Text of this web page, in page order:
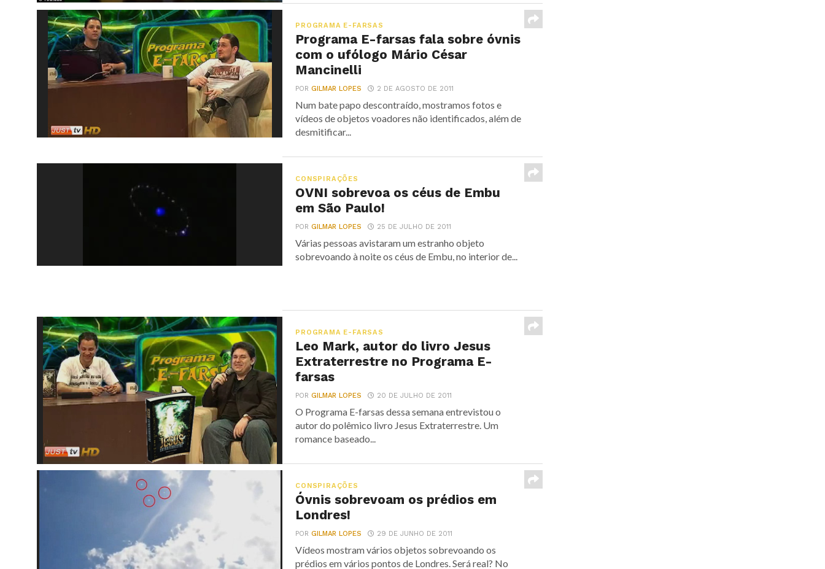
PROGRAMA E-FARSAS
Programa E-farsas fala sobre óvnis
com o ufólogo Mário César
Mancinelli
PORGILMAR LOPES 2 DE AGOSTO DE 2011
Num bate papo descontraído, mostramos fotos e
vídeos de objetos voadores não identificados, além de
desmitificar...
CONSPIRAÇÕES
OVNI sobrevoa os céus de Embu
em São Paulo!
PORGILMAR LOPES 25 DE JULHO DE 2011
Várias pessoas avistaram um estranho objeto
sobrevoando à noite os céus de Embu, no interior de...
PROGRAMA E-FARSAS
Leo Mark, autor do livro Jesus
Extraterrestre no Programa E-
farsas
PORGILMAR LOPES 20 DE JULHO DE 2011
O Programa E-farsas dessa semana entrevistou o
autor do polêmico livro Jesus Extraterrestre. Um
romance baseado...
CONSPIRAÇÕES
Óvnis sobrevoam os prédios em
Londres!
PORGILMAR LOPES 29 DE JUNHO DE 2011
Vídeos mostram vários objetos sobrevoando os
prédios em vários pontos de Londres. Será real? No